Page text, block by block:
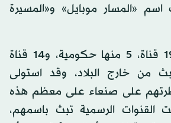
«المسار موبايل» و«المسيرة
في اليمن، هناك 19 قناة، 5 منها حكومية، و14 قناة
من خارج البلاد، وقد استولى
على صنعاء على معظم هذه
القنوات الرسمية تبث باسمهم،